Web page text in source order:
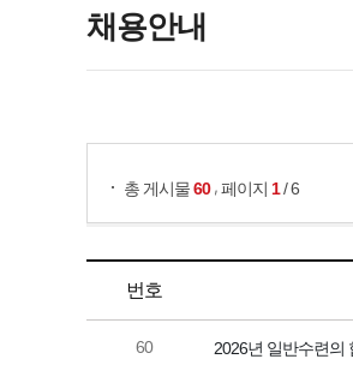
채용안내
총 게시물60 ,페이지 1/ 6
번호
60 2026년 일반수련의